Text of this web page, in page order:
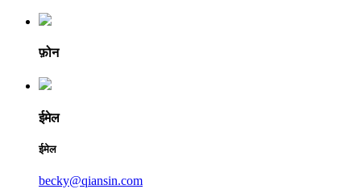
फ़ोन
ईमेल
ईमेल
becky@qiansin.com